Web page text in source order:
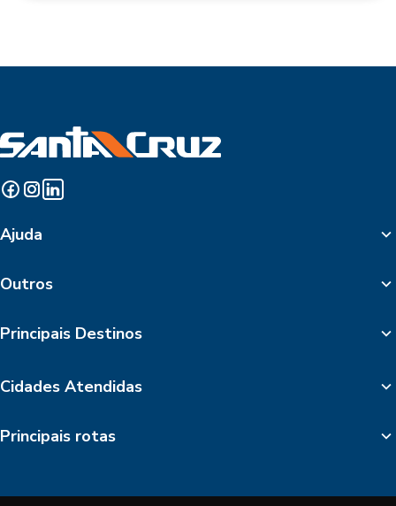
Ajuda
Outros
Principais Destinos
Cidades Atendidas
Principais rotas